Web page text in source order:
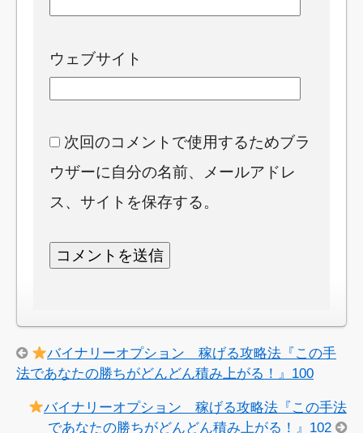
ウェブサイト
次回のコメントで使用するためブラ
ウザーに自分の名前、メールアドレ
ス、サイトを保存する。
バイナリーオプション 稼げる攻略法『この手
法であなたの勝ちがどんどん積み上がる！』100
バイナリーオプション 稼げる攻略法『この手法
であなたの勝ちがどんどん積み上がる！』102